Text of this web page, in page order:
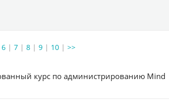
6 | 7 | 8 | 9 | 10 | >>
курс по администрированию Mind